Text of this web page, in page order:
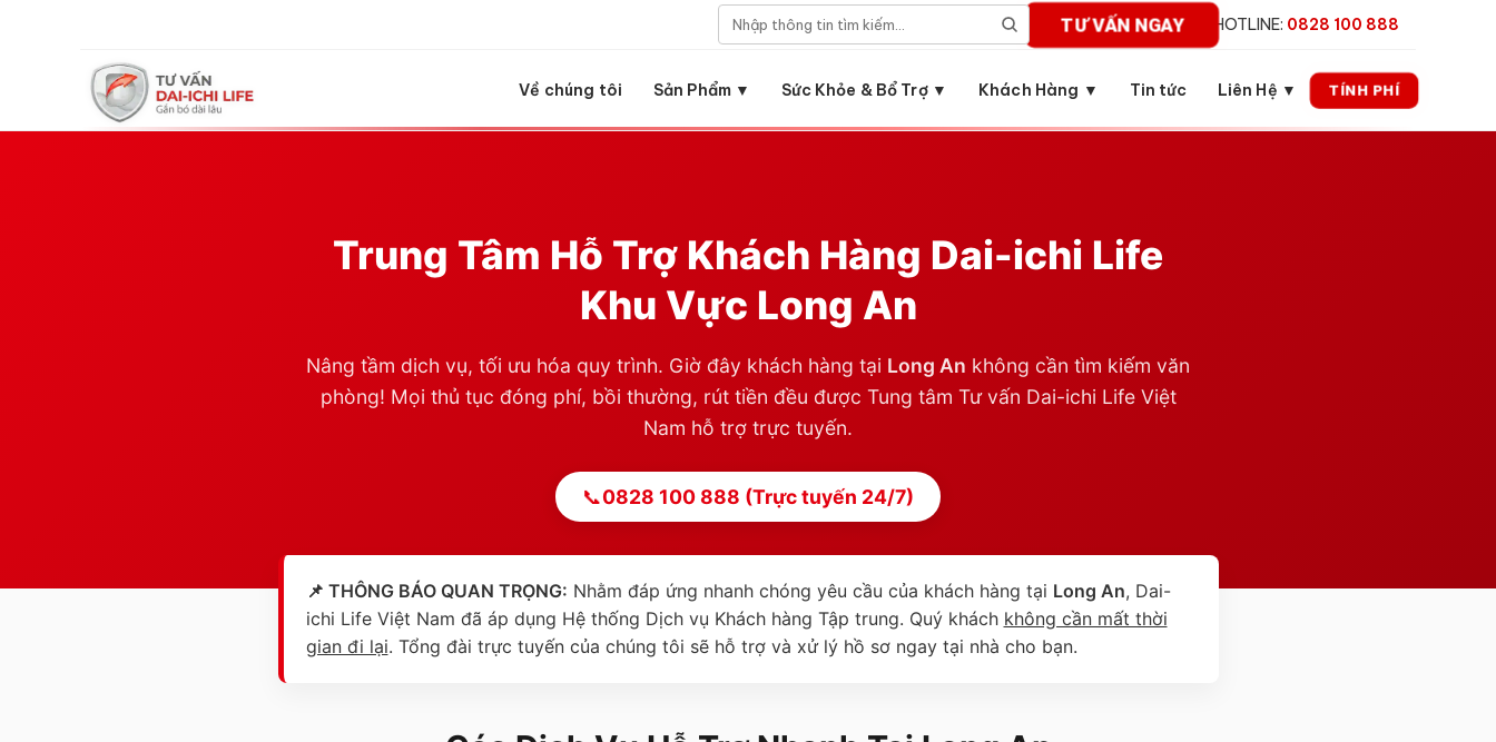
TƯ VẤN NGAY HOTLINE: 0828 100 888
Về chúng tôi Sản Phẩm ▼ Sức Khỏe & Bổ Trợ ▼ Khách Hàng ▼ Tin tức Liên Hệ ▼ TÍNH PHÍ
Trung Tâm Hỗ Trợ Khách Hàng Dai-ichi Life
Khu Vực Long An
Nâng tầm dịch vụ, tối ưu hóa quy trình. Giờ đây khách hàng tại Long An không cần tìm kiếm văn
phòng! Mọi thủ tục đóng phí, bồi thường, rút tiền đều được Tung tâm Tư vấn Dai-ichi Life Việt
Nam hỗ trợ trực tuyến.
📞0828 100 888 (Trực tuyến 24/7)
📌 THÔNG BÁO QUAN TRỌNG: Nhằm đáp ứng nhanh chóng yêu cầu của khách hàng tại Long An, Dai-
ichi Life Việt Nam đã áp dụng Hệ thống Dịch vụ Khách hàng Tập trung. Quý khách không cần mất thời
gian đi lại. Tổng đài trực tuyến của chúng tôi sẽ hỗ trợ và xử lý hồ sơ ngay tại nhà cho bạn.